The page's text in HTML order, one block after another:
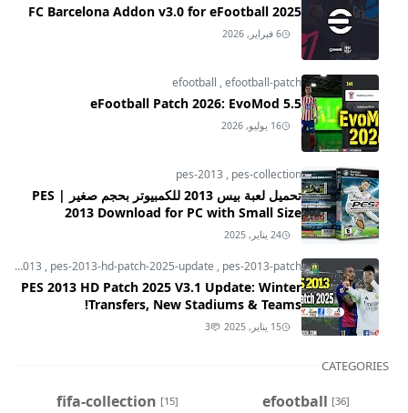
FC Barcelona Addon v3.0 for eFootball 2025
6 فبراير, 2026
efootball ,efootball-patch
eFootball Patch 2026: EvoMod 5.5
16 يوليو, 2026
pes-2013 , pes-collection
تحميل لعبة بيس 2013 للكمبيوتر بحجم صغير | PES
2013 Download for PC with Small Size
24 يناير, 2025
pes-2013 , pes-2013-hd-patch-2025-update , pes-2013-patch
PES 2013 HD Patch 2025 V3.1 Update: Winter
Transfers, New Stadiums & Teams!
15 يناير, 2025 3
CATEGORIES
efootball [36]
fifa-collection [15]